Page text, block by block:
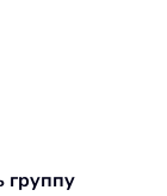
группу